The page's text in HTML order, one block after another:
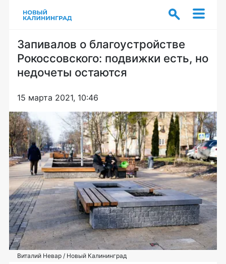
Запивалов о благоустройстве
Рокоссовского: подвижки есть, но
недочеты остаются
15 марта 2021, 10:46
Виталий Невар / Новый Калининград